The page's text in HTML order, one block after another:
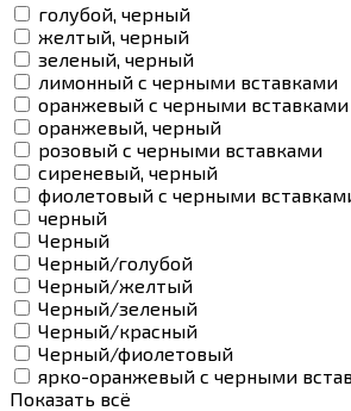
голубой, черный
желтый, черный
зеленый, черный
лимонный с черными вставками
оранжевый с черными вставками
оранжевый, черный
розовый с черными вставками
сиреневый, черный
фиолетовый с черными
черный
Черный
Черный/голубой
Черный/желтый
Черный/зеленый
Черный/красный
Черный/фиолетовый
ярко-оранжевый с черными
Показать всё